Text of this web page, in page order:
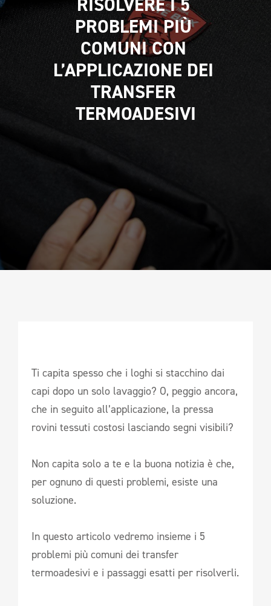
NEWSLETTERPROBLEMI PIÙ
COMUNI CON
L’APPLICAZIONE DEI
TRANSFER
TERMOADESIVI
Ti capita spesso che i loghi si stacchino dai
capi dopo un solo lavaggio? O, peggio ancora,
che in seguito all’applicazione, la pressa
rovini tessuti costosi lasciando segni visibili?
Non capita solo a te e la buona notizia è che,
per ognuno di questi problemi, esiste una
soluzione.
In questo articolo vedremo insieme i 5
problemi più comuni dei transfer
termoadesivi e i passaggi esatti per risolverli.